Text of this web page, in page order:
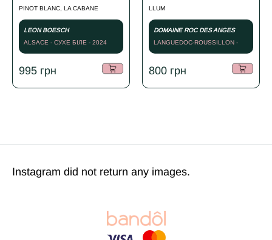
PINOT BLANC, LA CABANE
LEON BOESCH
ALSACE - СУХЕ БІЛЕ - 2024
995 грн
LLUM
DOMAINE ROC DES ANGES
LANGUEDOC-ROUSSILLON -
2020
800 грн
Instagram did not return any images.